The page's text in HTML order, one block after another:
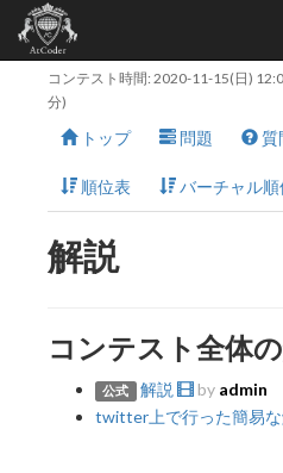
コンテスト時間: 2020-11-15(日)
分)
トップ 問題 質
順位表 バーチャル順
解説
コンテスト全体
公式 解説 by admin
twitter上で行った簡易な